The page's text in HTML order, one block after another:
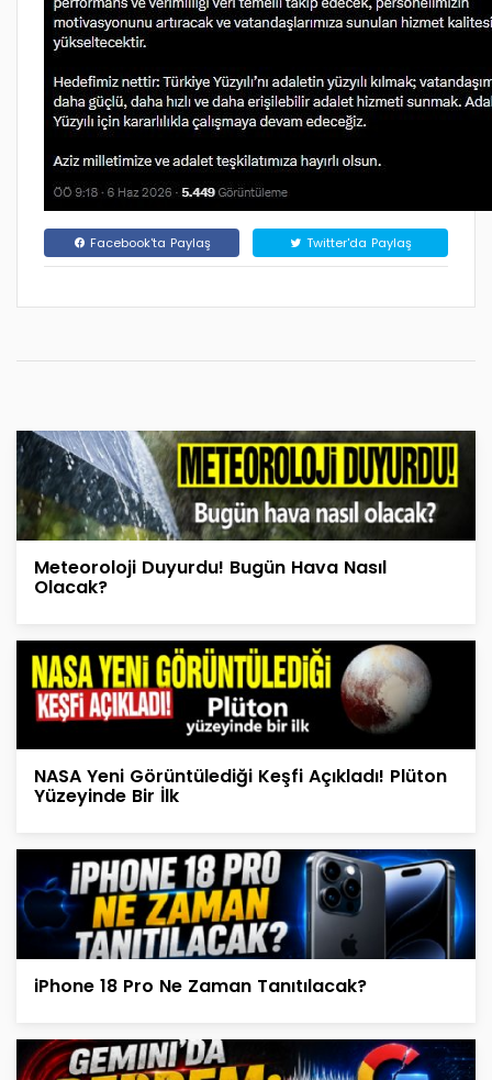
Facebook'ta Paylaş Twitter'da Paylaş
Meteoroloji Duyurdu! Bugün Hava Nasıl
Olacak?
NASA Yeni Görüntülediği Keşfi Açıkladı! Plüton
Yüzeyinde Bir İlk
iPhone 18 Pro Ne Zaman Tanıtılacak?